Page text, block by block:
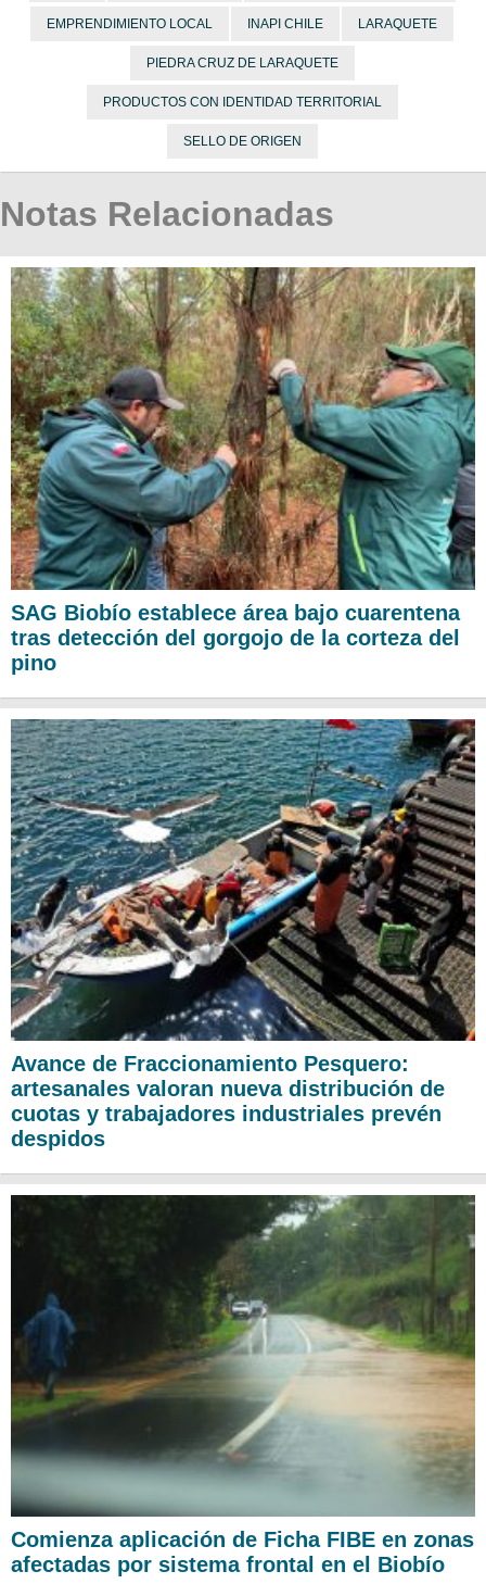
EMPRENDIMIENTO LOCAL INAPI CHILE LARAQUETE
PIEDRA CRUZ DE LARAQUETE
PRODUCTOS CON IDENTIDAD TERRITORIAL
SELLO DE ORIGEN
Notas Relacionadas
SAG Biobío establece área bajo cuarentena
tras detección del gorgojo de la corteza del
pino
Avance de Fraccionamiento Pesquero:
artesanales valoran nueva distribución de
cuotas y trabajadores industriales prevén
despidos
Comienza aplicación de Ficha FIBE en zonas
afectadas por sistema frontal en el Biobío